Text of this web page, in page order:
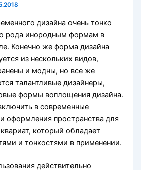
дизайна очень тонко
рода инородным формам в
Конечно же форма дизайна
из нескольких видов,
и модны, но все же
талантливые дизайнеры,
формы воплощения дизайна.
в современные
оформления пространства для
который обладает
и тонкостями в применении.
действительно